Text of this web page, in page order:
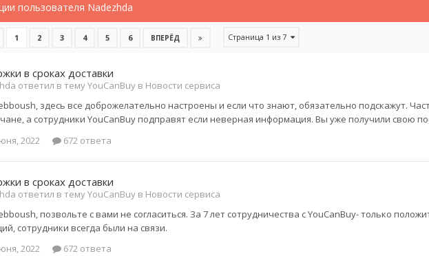
пользователя Nadezhda
1 2 3 4 5 6 ВПЕРЁД Страница 1 из 7
в сроках доставки
ответил в тему YouCanBuy в Новости сервиса
здесь все доброжелательно настроены и если что знают, обязательно подскажут.
а сотрудники YouCanBuy подправят если неверная информация. Вы уже получили свою
2022
672 ответа
в сроках доставки
ответил в тему YouCanBuy в Новости сервиса
позвольте с вами не согласиться. За 7 лет сотрудничества с YouCanBuy- только
сотрудники всегда были на связи.
2022
672 ответа